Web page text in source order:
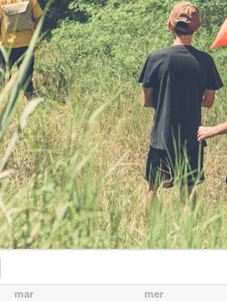
mar mer